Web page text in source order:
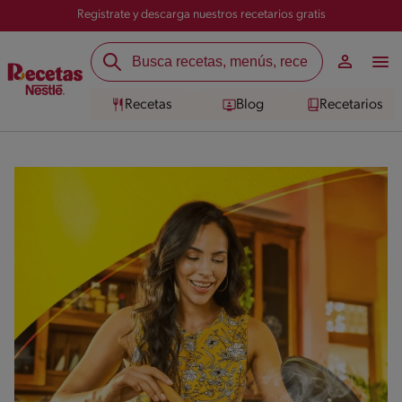
Registrate y descarga nuestros recetarios gratis
Recetas Blog Recetarios